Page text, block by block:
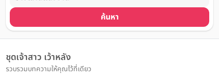
ค้นหา
ชุดเจ้าสาว เว้าหลัง
รวบรวมบทความให้คุณไว้ที่เดียว